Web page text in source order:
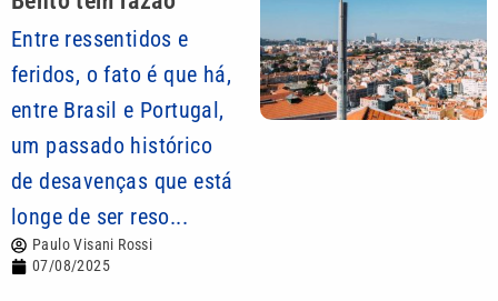
Entre ressentidos e
feridos, o fato é que há,
entre Brasil e Portugal,
um passado histórico
de desavenças que está
longe de ser reso...
Paulo Visani Rossi
07/08/2025